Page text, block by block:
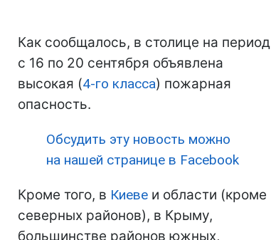
Как сообщалось, в столице на период
с 16 по 20 сентября объявлена
высокая (4-го класса) пожарная
опасность.
Обсудить эту новость можно
на нашей странице в Facebook
Кроме того, в Киеве и области (кроме
северных районов), в Крыму,
большинстве районов южных,